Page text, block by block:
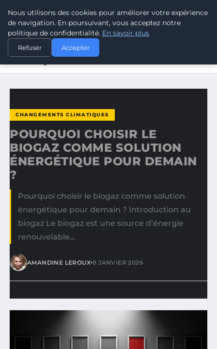
CLIMATE GUARDIAN
ACCUEIL
CHANGEMENTS CLIMATIQUES
POURQUOI CHOISIR LE BIOGAZ COMME SOLUTION
CHANGEMENTS CLIMATIQUES
POURQUOI CHOISIR LE
BIOGAZ COMME SOLUTION
ÉNERGÉTIQUE POUR DEMAIN
?
Pourquoi choisir le biogaz comme solution
énergétique pour demain ? Introduction au
biogaz Le biogaz est une source d’énergie
renouvelable…
AMANDINE LEROUX•8 JANVIER 2026
Nous utilisons des cookies pour améliorer votre expérience
de navigation. En poursuivant, vous acceptez notre
politique de confidentialité. En savoir plus
Refuser Accepter